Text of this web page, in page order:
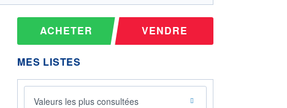
ACHETER VENDRE
MES LISTES
Valeurs les plus consultées